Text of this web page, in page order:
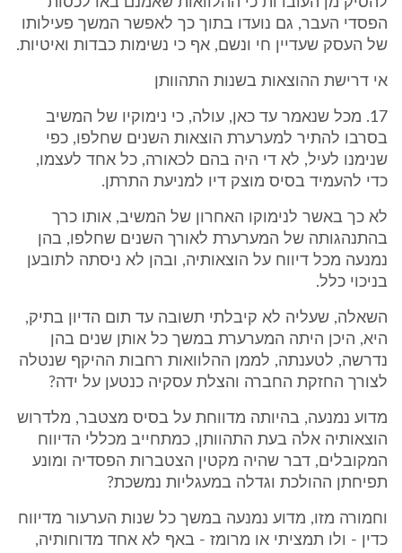
הפסדי העבר, גם נועדו בתוך כך לאפשר המשך פעילותו
של העסק שעדיין חי ונשם, אף כי נשימות כבדות ואיטיות.
אי דרישת ההוצאות בשנות התהוותן
17. מכל שנאמר עד כאן, עולה, כי נימוקיו של המשיב
בסרבו להתיר למערערת הוצאות השנים שחלפו, כפי
שנימנו לעיל, לא די היה בהם לכאורה, כל אחד לעצמו,
כדי להעמיד בסיס מוצק דיו למניעת התרתן.
לא כך באשר לנימוקו האחרון של המשיב, אותו כרך
בהתנהגותה של המערערת לאורך השנים שחלפו, בהן
נמנעה מכל דיווח על הוצאותיה, ובהן לא ניסתה לתובען
בניכוי כלל.
השאלה, שעליה לא קיבלתי תשובה עד תום הדיון בתיק,
היא, היכן היתה המערערת במשך כל אותן שנים בהן
נדרשה, לטענתה, לממן ההלוואות רחבות ההיקף שנטלה
לצורך החזקת החברה והצלת עסקיה כנטען על ידה?
מדוע נמנעה, בהיותה מדווחת על בסיס מצטבר, מלדרוש
הוצאותיה אלה בעת התהוותן, כמתחייב מכללי הדיווח
המקובלים, דבר שהיה מקטין הצטברות הפסדיה ומונע
תפיחתן ההולכת וגדלה במעגליות נמשכת?
וחמורה מזו, מדוע נמנעה במשך כל שנות הערעור מדיווח
כדין - ולו תמציתי או מרומז - באף לא אחד מדוחותיה,